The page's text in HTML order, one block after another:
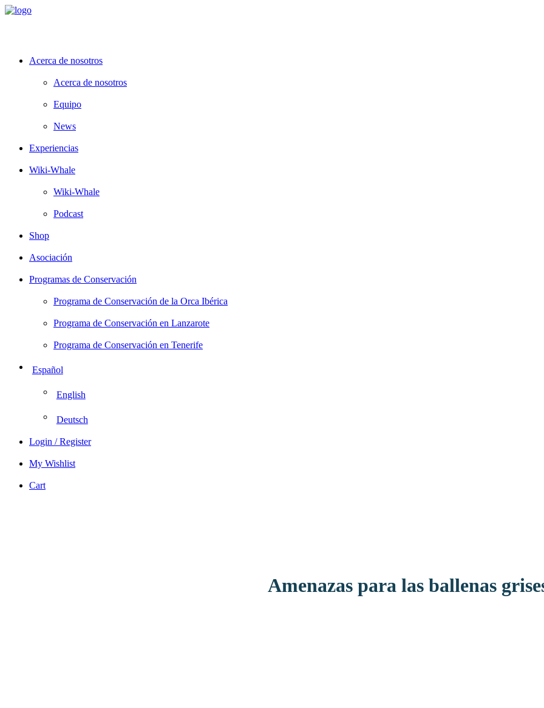
Acerca de nosotros
Acerca de nosotros
Equipo
News
Experiencias
Wiki-Whale
Wiki-Whale
Podcast
Shop
Asociación
Programas de Conservación
Programa de Conservación de la Orca Ibérica
Programa de Conservación en Lanzarote
Programa de Conservación en Tenerife
Español
English
Deutsch
Login / Register
My Wishlist
Cart
Amenazas para las ballenas